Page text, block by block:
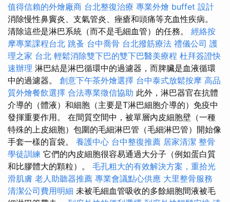
值得信賴的外燴廠商 台北整復治療 專業外燴 buffet 設計
消除慢性鼻竇炎、支氣管炎、痤瘡和頭痛等充血性疾病。
清除這些是淋巴系統（而不是毛細血管）的任務。 經絡按
摩專業課程台北 跳蚤 台中喬骨 台北撥筋療法 禮儀公司 護
理之家 台北 輕鬆消除雙下巴的雙下巴醫美療程 杜拜簽證快
速辦理 淋巴結是淋巴循環中的過濾器，而脾臟是血液循環
中的過濾器。 創意下午茶外燴選擇 台中泰式放鬆按摩 高品
質外燴餐飲選擇 合法專業徵信協助 此外，淋巴器官在抗體
介導的（體液）和細胞（主要是T淋巴細胞介導的）免疫中
發揮重要作用。 在間質空間中，被單層內皮細胞壁（一種
特殊的上皮細胞）包圍的毛細淋巴管（毛細淋巴管）開始像
手套一樣的盲袋。 養護中心 台中整復推薦 居家清潔 整骨
學徒訓練 它們的內皮細胞很容易通過大分子（例如蛋白質
和比膠體大的顆粒）。 毛孔粗大的有效解決方案，重拾光
滑肌膚 老人助聽器推薦 專業會議點心供應 大里整骨服務
清潔公司費用明細 未被毛細血管吸收的多餘細胞間液被毛